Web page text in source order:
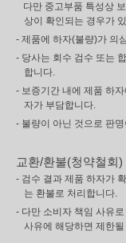
다만 중고부품 특성상
상이 확인되는 경우가
- 제품에 하자(불량)가 의
- 당사는 회수 검수 또는
합니다.
- 보증기간 내에 제품 하
자가 부담합니다.
- 불량이 아닌 것으로 판
교환/환불(청약철회)
- 검수 결과 제품 하자가
는 환불로 처리합니다.
- 다만 소비자 책임 사유
사유에 해당하면 제한